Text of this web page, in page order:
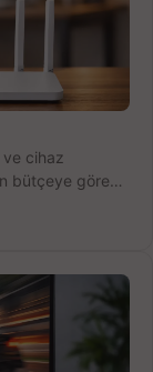
ve cihaz
bütçeye göre